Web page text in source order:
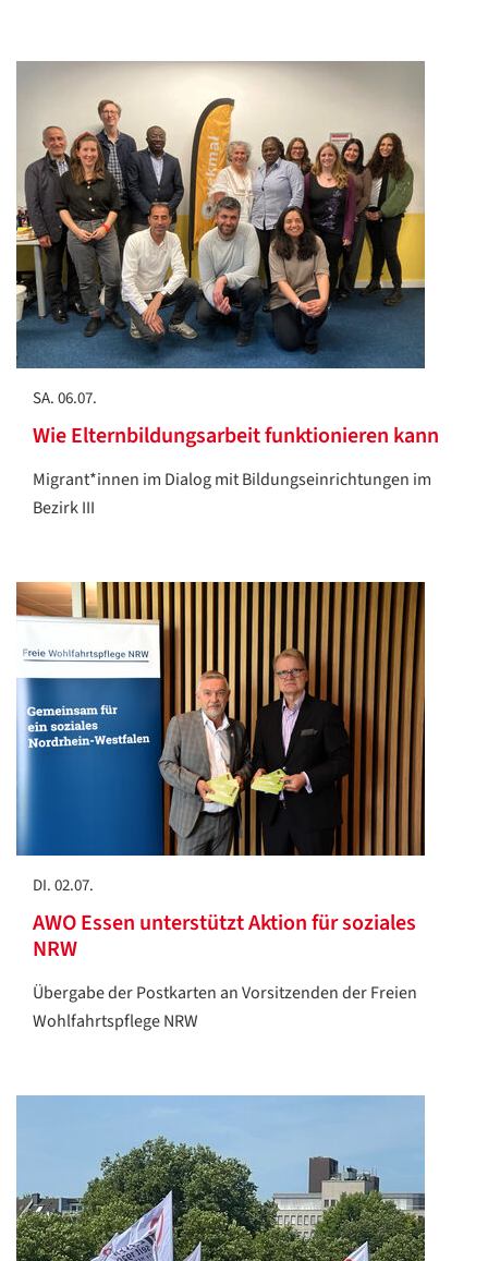
SA. 06.07.
Wie Elternbildungsarbeit funktionieren kann
Migrant*innen im Dialog mit Bildungseinrichtungen im
Bezirk III
DI. 02.07.
AWO Essen unterstützt Aktion für soziales
NRW
Übergabe der Postkarten an Vorsitzenden der Freien
Wohlfahrtspflege NRW